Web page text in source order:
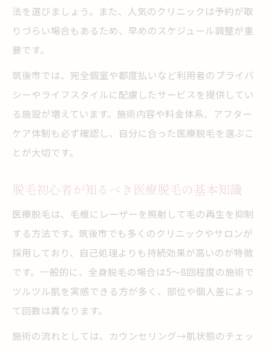
継続して通うためのモチベーション維持術
法を選びましょう。また、人気のクリニックは予約が取
りづらい場合もあるため、早めのスケジュール調整が重
要です。
筑後市では、完全個室や都度払いなど利用者のプライバ
シーやライフスタイルに配慮したサービスを提供してい
る施設が増えています。施術内容や料金体系、アフター
ケア体制も必ず確認し、自分に合った医療脱毛を選ぶこ
とが大切です。
脱毛初心者が知るべき医療脱毛の基本知識
医療脱毛は、毛根にレーザーを照射して毛の再生を抑制
する方法です。筑後市でも多くのクリニックやサロンが
採用しており、自己処理よりも持続効果が高いのが特徴
です。一般的に、全身脱毛の場合は5〜8回程度の施術で
ツルツル肌を実感できる方が多く、部位や個人差によっ
て回数は異なります。
施術の流れとしては、カウンセリング→肌状態のチェッ